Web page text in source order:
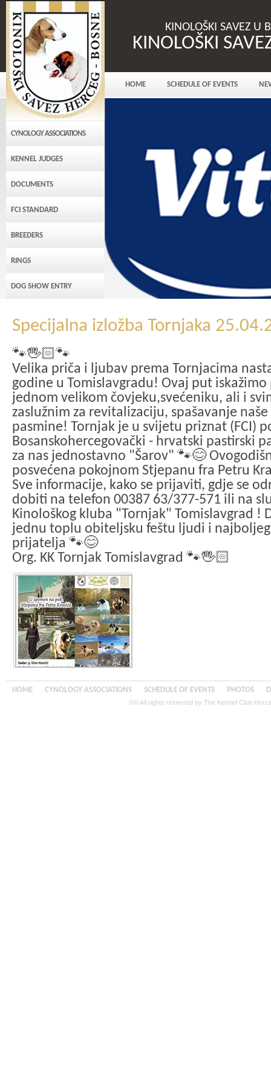
KINOLOŠKI SAVEZ U
KINOLOŠKI
HOME SCHEDULE OF EVENTS
CYNOLOGY ASSOCIATIONS
KENNEL JUDGES
DOCUMENTS
FCI STANDARD
BREEDERS
RINGS
DOG SHOW ENTRY
Specijalna izložba Tornjaka
🐾🖐🏻🐾
Velika priča i ljubav prema Tornjacima
godine u Tomislavgradu! Ovaj put
jednom velikom čovjeku,svećeniku, ali i
zaslužnim za revitalizaciju, spašavanje
pasmine! Tornjak je u svijetu priznat (FCI)
Bosanskohercegovački - hrvatski pastirski
za nas jednostavno "Šarov" 🐾😊
posvećena pokojnom Stjepanu fra Petru
Sve informacije, kako se prijaviti, gdje se
dobiti na telefon 00387 63/377-571 ili na
Kinološkog kluba "Tornjak" Tomislavgrad !
jednu toplu obiteljsku feštu ljudi i
prijatelja 🐾😊
Org. KK Tornjak Tomislavgrad 🐾🖐🏻
HOME CYNOLOGY ASSOCIATIONS SCHEDULE OF EVENTS PHOTOS
®© All rights reserved by The Kennel Club